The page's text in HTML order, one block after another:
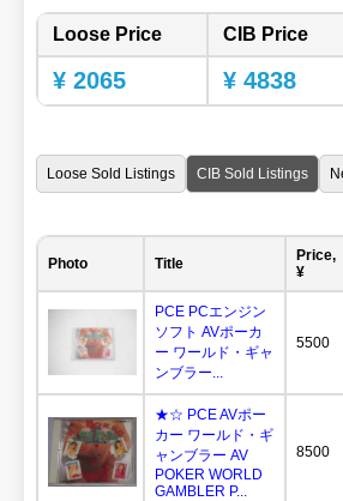
Loose Price CIB Price
¥ 2065 ¥ 4838
Loose Sold Listings CIB Sold Listings
Photo Title
Price,
¥
PCE PCエンジン
ソフト AVポーカ
ー ワールド・ギャ
ンブラー...
5500
★☆ PCE AVポー
カー ワールド・ギ
ャンブラー AV
POKER WORLD
GAMBLER P...
8500